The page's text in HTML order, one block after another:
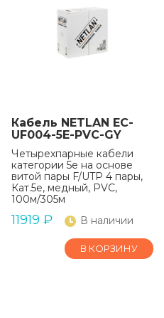
Кабель NETLAN EC-
UF004-5E-PVC-GY
Четырехпарные кабели
категории 5e на основе
витой пары F/UTP 4 пары,
Кат.5e, медный, PVC,
100м/305м
11919 ₽ В наличии
В КОРЗИНУ